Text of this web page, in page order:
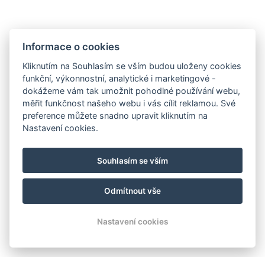
info@milire-estate.com
+420 603 568 403
Informace o cookies
Kliknutím na Souhlasím se vším budou uloženy cookies
funkční, výkonnostní, analytické i marketingové -
dokážeme vám tak umožnit pohodlné používání webu,
měřit funkčnost našeho webu i vás cílit reklamou. Své
preference můžete snadno upravit kliknutím na
Nastavení cookies.
Souhlasím se vším
Odmítnout vše
Nastavení cookies